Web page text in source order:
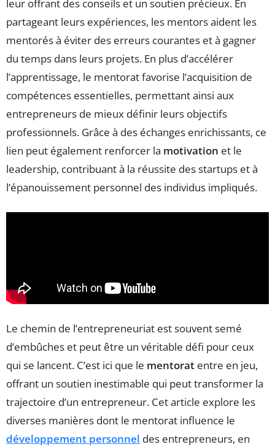
leur offrant des conseils et un soutien précieux. En
partageant leurs expériences, les mentors aident les
mentorés à éviter des erreurs courantes et à gagner
du temps dans leurs projets. En plus d’accélérer
l’apprentissage, le mentorat favorise l’acquisition de
compétences essentielles, permettant ainsi aux
entrepreneurs de mieux définir leurs objectifs
professionnels. Grâce à des échanges enrichissants, ce
lien peut également renforcer la motivation et le
leadership, contribuant à la réussite des startups et à
l’épanouissement personnel des individus impliqués.
Le chemin de l’entrepreneuriat est souvent semé
d’embûches et peut être un véritable défi pour ceux
qui se lancent. C’est ici que le mentorat entre en jeu,
offrant un soutien inestimable qui peut transformer la
trajectoire d’un entrepreneur. Cet article explore les
diverses manières dont le mentorat influence le
développement personnel des entrepreneurs, en